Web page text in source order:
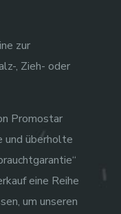
zur
, Zieh- oder
Promostar
und überholte
eine Reihe
um unseren